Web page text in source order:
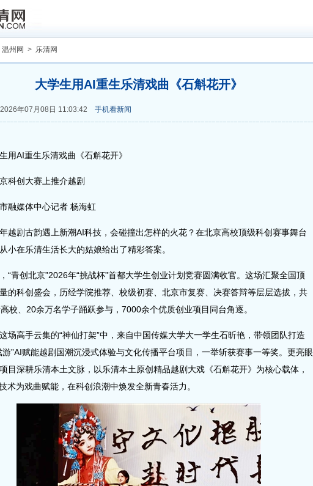
温州网 > 乐清网
大学生用AI重生乐清戏曲《石斛花开》
2026年07月08日 11:03:42 手机看新闻
AI重生乐清戏曲《石斛花开》
创大赛上推介越剧
媒体中心记者 杨海虹
剧古韵遇上新潮AI科技，会碰撞出怎样的火花？在北京高校顶级科创赛事舞台
小在乐清生活长大的姑娘给出了精彩答案。
创北京”2026年“挑战杯”首都大学生创业计划竞赛圆满收官。这场汇聚全国顶
的科创盛会，历经学院推荐、校级初赛、北京市复赛、决赛答辩等层层选拔，共
校、20余万名学子踊跃参与，7000余个优质创业项目同台角逐。
高手云集的“神仙打架”中，来自中国传媒大学大一学生石昕艳，带领团队打造
游”AI赋能越剧国潮沉浸式体验与文化传播平台项目，一举斩获赛事一等奖。更亮眼
目深耕乐清本土文脉，以乐清本土原创精品越剧大戏《石斛花开》为核心载体，
术为戏曲赋能，在科创浪潮中焕发全新青春活力。